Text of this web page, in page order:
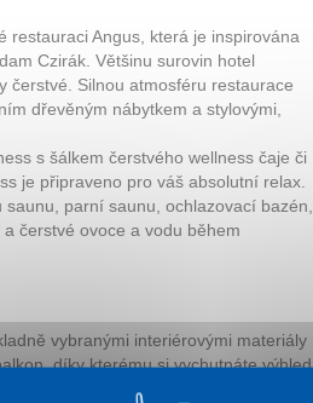
restauraci Angus, která je inspirována
Czirák. Většinu surovin hotel
čerstvé. Silnou atmosféru restaurace
dřevěným nábytkem a stylovými,
s šálkem čerstvého wellness čaje či
je připraveno pro váš absolutní relax.
parní saunu, ochlazovací bazén,
čerstvé ovoce a vodu během
vybranými interiérovými materiály
díky kterému si vychutnáte výhled
zařízení, TV/SAT, vysoušeč